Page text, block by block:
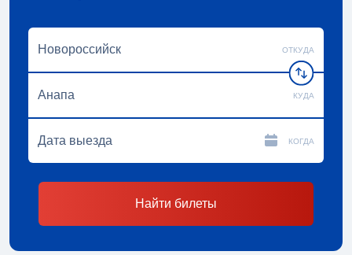
ОТКУДА
КУДА
КОГДА
Найти билеты